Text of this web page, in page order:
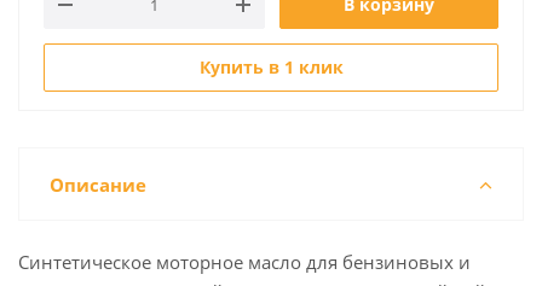
Купить в 1 клик
Описание
Синтетическое моторное масло для бензиновых и